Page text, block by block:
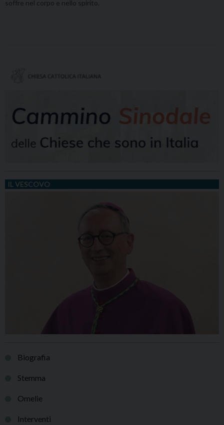
soffre nel corpo e nello spirito.
IL VESCOVO
Biografia
Stemma
Omelie
Interventi